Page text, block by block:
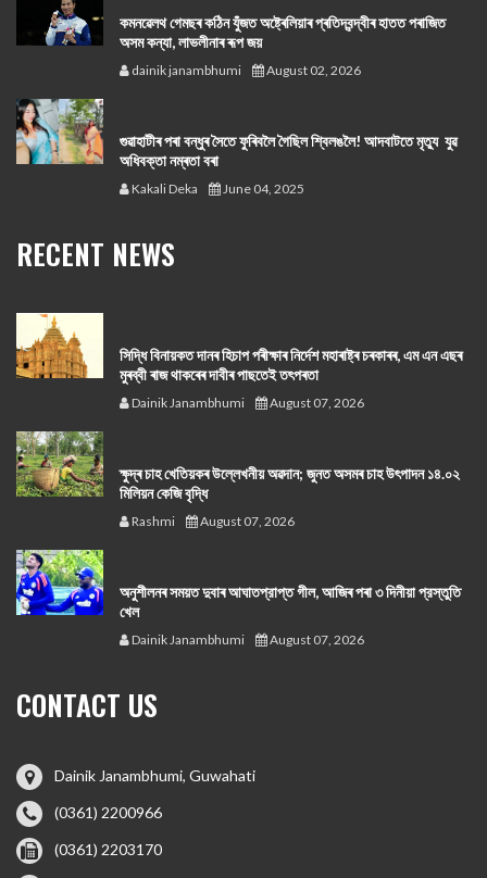
কমনৱেলথ গেমছৰ কঠিন যুঁজত অষ্ট্ৰেলিয়াৰ প্ৰতিদ্বন্দ্বীৰ হাতত পৰাজিত
অসম কন্যা, লাভলীনাৰ ৰূপ জয়
dainik janambhumi August 02, 2026
গুৱাহাটীৰ পৰা বন্ধুৰ সৈতে ফুৰিবলৈ গৈছিল শ্বিলঙলৈ! আদবাটতে মৃত্যু যুৱ
অধিবক্তা নম্ৰতা বৰা
Kakali Deka June 04, 2025
RECENT NEWS
সিদ্ধি বিনায়কত দানৰ হিচাপ পৰীক্ষাৰ নিৰ্দেশ মহাৰাষ্ট্ৰ চৰকাৰৰ, এম এন এছৰ
মুৰব্বী ৰাজ থাকৰেৰ দাবীৰ পাছতেই তৎপৰতা
Dainik Janambhumi August 07, 2026
ক্ষুদ্ৰ চাহ খেতিয়কৰ উল্লেখনীয় অৱদান; জুনত অসমৰ চাহ উৎপাদন ১৪.০২
মিলিয়ন কেজি বৃদ্ধি
Rashmi August 07, 2026
অনুশীলনৰ সময়ত দুবাৰ আঘাতপ্রাপ্ত গীল, আজিৰ পৰা ৩ দিনীয়া প্রস্তুতি
খেল
Dainik Janambhumi August 07, 2026
CONTACT US
Dainik Janambhumi, Guwahati
(0361) 2200966
(0361) 2203170